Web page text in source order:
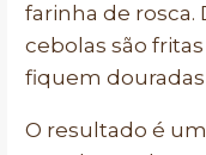
farinha de rosca.
cebolas são
fiquem
O resultado é